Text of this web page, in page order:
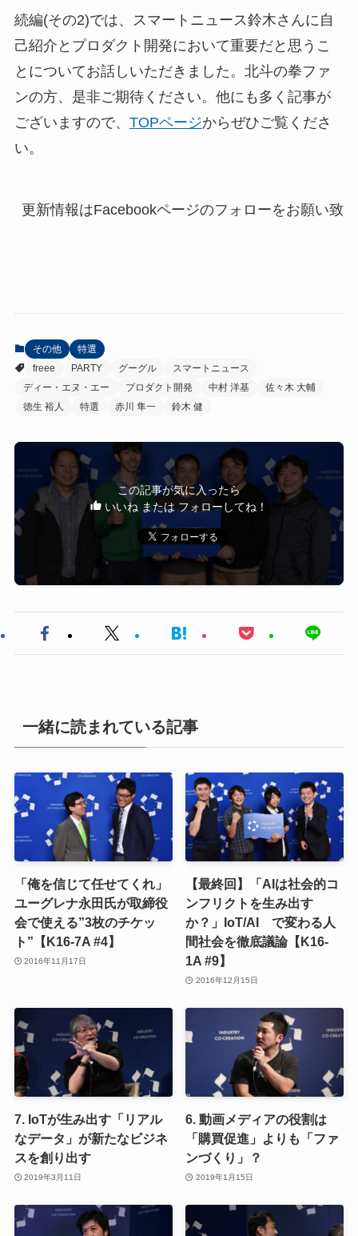
続編(その2)では、スマートニュース鈴木さんに自
己紹介とプロダクト開発において重要だと思うこ
とについてお話しいただきました。北斗の拳ファ
ンの方、是非ご期待ください。他にも多く記事が
ございますので、 TOPページからぜひご覧くださ
い。
更新情報はFacebookページのフォローをお願い致
その他
特選
freee
PARTY グーグル
スマートニュース
ディー・エヌ・エー
プロダクト開発 中村 洋基
佐々木 大輔
徳生 裕人
特選 赤川 隼一 鈴木 健
この記事が気に入ったら
いいね または フォローしてね！
一緒に読まれている記事
「俺を信じて任せてくれ」
ユーグレナ永田氏が取締役
会で使える”3枚のチケッ
ト”【K16-7A #4】
2016年11月17日
【最終回】「AIは社会的コ
ンフリクトを生み出す
か？」IoT/AI で変わる人
間社会を徹底議論【K16-
1A #9】
2016年12月15日
7. IoTが生み出す「リアル
なデータ」が新たなビジネ
スを創り出す
2019年3月11日
6. 動画メディアの役割は
「購買促進」よりも「ファ
ンづくり」？
2019年1月15日